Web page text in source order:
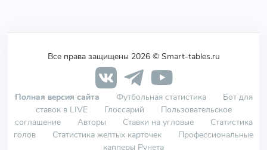
Все права защищены 2026 © Smart-tables.ru
Полная версия сайта Футбольная статистика
Бот для
ставок в LIVE
Глоссарий
Пользовательское
соглашение
Авторы Ставки на угловые
Статистика
голов
Статистика желтых карточек
Профессиональные
капперы Рунета